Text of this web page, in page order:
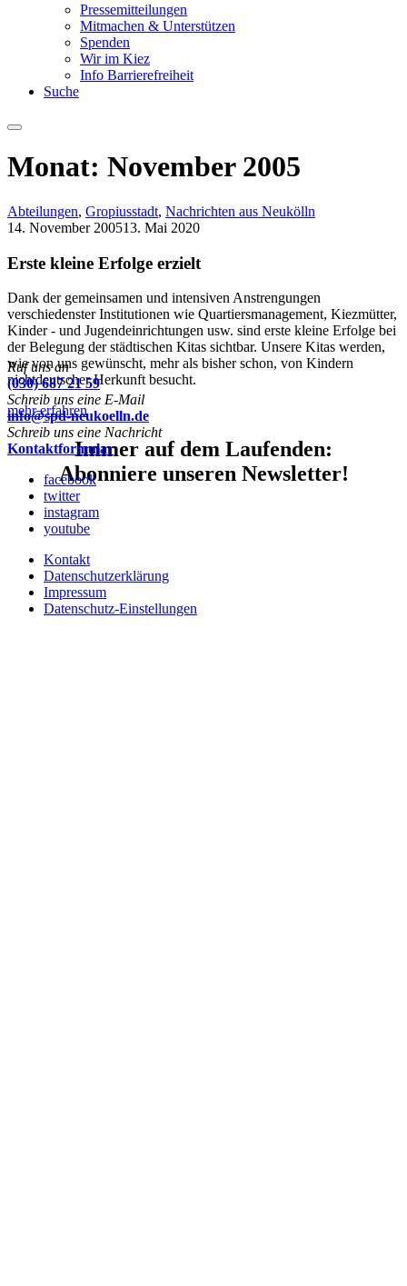
Pressemitteilungen
Mitmachen & Unterstützen
Spenden
Wir im Kiez
Info Barrierefreiheit
Suche
Menu
Monat: November 2005
Abteilungen, Gropiusstadt, Nachrichten aus Neukölln
14. November 200513. Mai 2020
Erste kleine Erfolge erzielt
Dank der gemeinsamen und intensiven Anstrengungen
verschiedenster Institutionen wie Quartiersmanagement, Kiezmütter,
Kinder - und Jugendeinrichtungen usw. sind erste kleine Erfolge bei
der Belegung der städtischen Kitas sichtbar. Unsere Kitas werden,
wie von uns gewünscht, mehr als bisher schon, von Kindern
nichtdeutscher Herkunft besucht.
mehr erfahren:
Erste
kleine
Erfolge
erzielt
Immer auf dem Laufenden:
Abonniere unseren Newsletter!
Ruf uns an
(030) 687 21 59
Schreib uns eine E-Mail
info@spd-neukoelln.de
Schreib uns eine Nachricht
Kontaktformular
facebook
twitter
instagram
youtube
Kontakt
Datenschutzerklärung
Impressum
Datenschutz-Einstellungen